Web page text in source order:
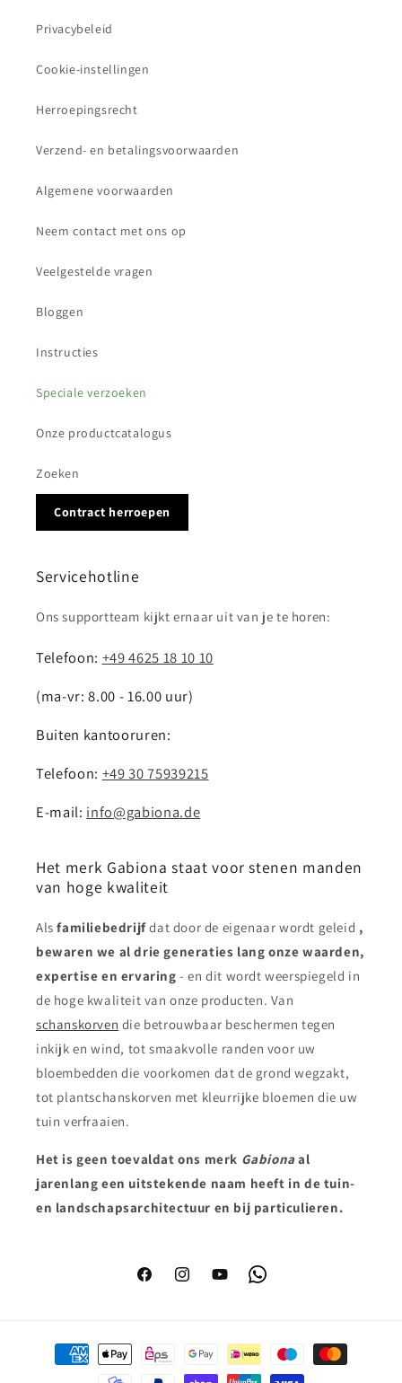
Privacybeleid
Cookie-instellingen
Herroepingsrecht
Verzend- en betalingsvoorwaarden
Algemene voorwaarden
Neem contact met ons op
Veelgestelde vragen
Bloggen
Instructies
Speciale verzoeken
Onze productcatalogus
Zoeken
Contract herroepen
Servicehotline
Ons supportteam kijkt ernaar uit van je te horen:
Telefoon: +49 4625 18 10 10
(ma-vr: 8.00 - 16.00 uur)
Buiten kantooruren:
Telefoon: +49 30 75939215
E-mail: info@gabiona.de
Het merk Gabiona staat voor stenen manden
van hoge kwaliteit
Alsfamiliebedrijfdat door de eigenaar wordt geleid ,
bewaren we al drie generaties lang onze waarden,
expertise en ervaring- en dit wordt weerspiegeld in
de hoge kwaliteit van onze producten. Van
schanskorven die betrouwbaar beschermen tegen
inkijk en wind, tot smaakvolle randen voor uw
bloembedden die voorkomen dat de grond wegzakt,
tot plantschanskorven met kleurrijke bloemen die uw
tuin verfraaien.
Het is geen toevaldat ons merk Gabionaal
jarenlang een uitstekende naam heeft in de tuin-
en landschapsarchitectuur en bij particulieren.
FacebookInstagramYouTubeWhatsApp
Betaalmethoden